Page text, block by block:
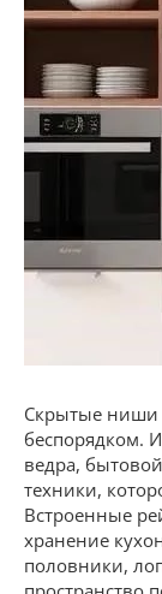
Скрытые ниши
беспорядком.
ведра,
техники,
Встроенные
хранение
половники,